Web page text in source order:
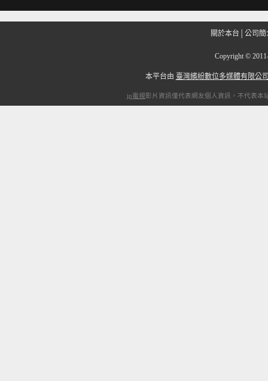
關於本台 公司簡
Copyright ©
本平台由 臺灣繽紛數位多媒體有限公
ip電視影片資訊僅代表網友個人資訊，不代表本